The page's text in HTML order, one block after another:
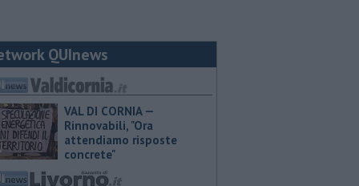
QUInews
VAL DI CORNIA —
Rinnovabili, "Ora
attendiamo risposte
concrete"